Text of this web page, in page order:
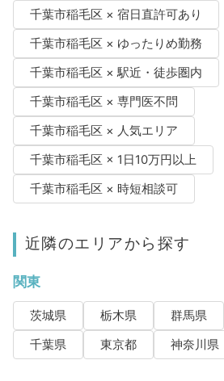
千葉市稲毛区 × 宿日直許可あり
千葉市稲毛区 × ゆったりめ勤務
千葉市稲毛区 × 駅近・徒歩圏内
千葉市稲毛区 × 専門医不問
千葉市稲毛区 × 人気エリア
千葉市稲毛区 × 1日10万円以上
千葉市稲毛区 × 時短相談可
近隣のエリアから探す
関東
茨城県 栃木県 群馬県
千葉県
東京都 神奈川県